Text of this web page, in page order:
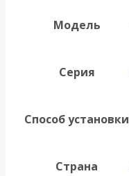
Модель
Серия
Способ установки
Страна